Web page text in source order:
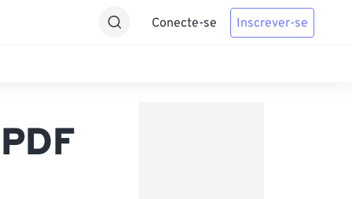
Conecte-se Inscrever-se